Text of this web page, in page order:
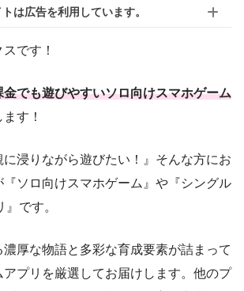
は広告を利用しています。
です！
金でも遊びやすいソロ向けスマホゲーム
ます！
に浸りながら遊びたい！』そんな方にお
ソロ向けスマホゲーム』や『シングル
です。
厚な物語と多彩な育成要素が詰まって
アプリを厳選してお届けします。他のプ